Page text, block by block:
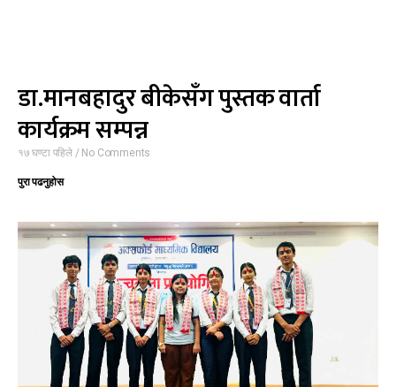
डा.मानबहादुर बीकेसँग पुस्तक वार्ता
कार्यक्रम सम्पन्न
१७ घण्टा पहिले No Comments
पुरा पढनुहोस